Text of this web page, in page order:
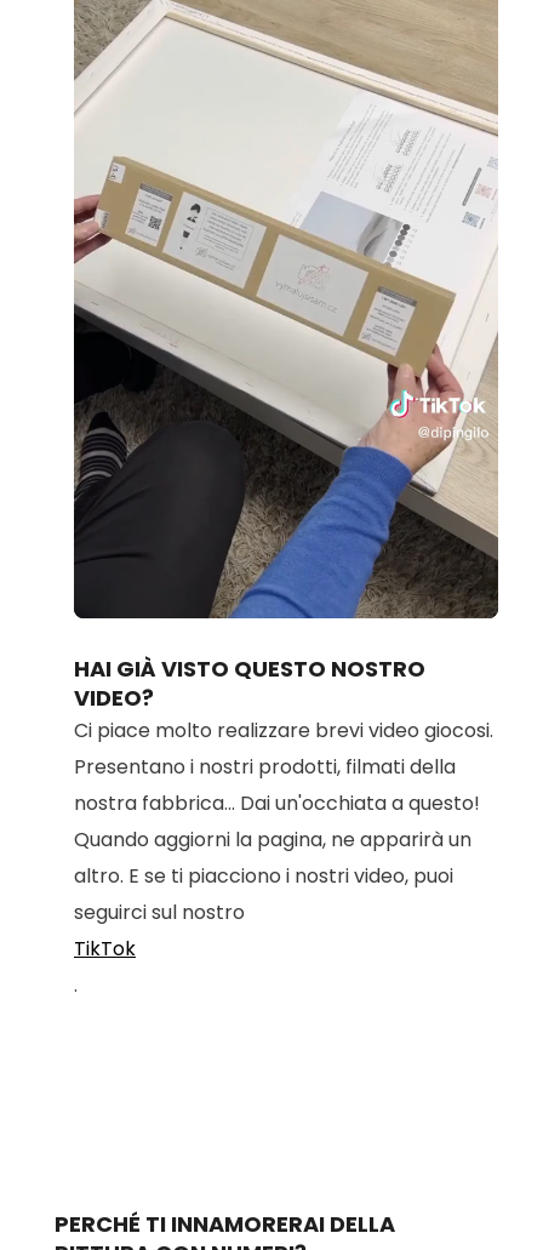
Loaded:
70.14%
HAI GIÀ VISTO QUESTO NOSTRO
VIDEO?
Ci piace molto realizzare brevi video giocosi.
Presentano i nostri prodotti, filmati della
nostra fabbrica... Dai un'occhiata a questo!
Quando aggiorni la pagina, ne apparirà un
altro. E se ti piacciono i nostri video, puoi
seguirci sul nostro
TikTok
.
PERCHÉ TI INNAMORERAI DELLA